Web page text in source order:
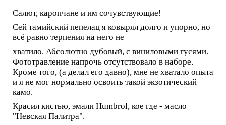
Салют, каропчане и им сочувствующие!
Сей тамийский пепелац я ковырял долго и упорно, но
всё равно терпения на него не
хватило. Абсолютно дубовый, с виниловыми гусями.
Фототравление напрочь отсутствовало в наборе.
Кроме того, (а делал его давно), мне не хватало опыта
и я не мог нормально освоить такой экзотический
камо.
Красил кистью, эмали Humbrol, кое где - масло
"Невская Палитра".